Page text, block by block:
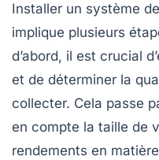
Installer un système
implique plusieurs
d’abord, il est crucial
et de déterminer la
collecter. Cela passe
en compte la taille de
rendements en